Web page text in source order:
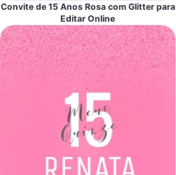
Convite de 15 Anos Rosa com Glitter para
Editar Online